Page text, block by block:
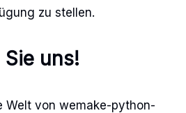
zu stellen.
Sie uns!
Welt von wemake-python-